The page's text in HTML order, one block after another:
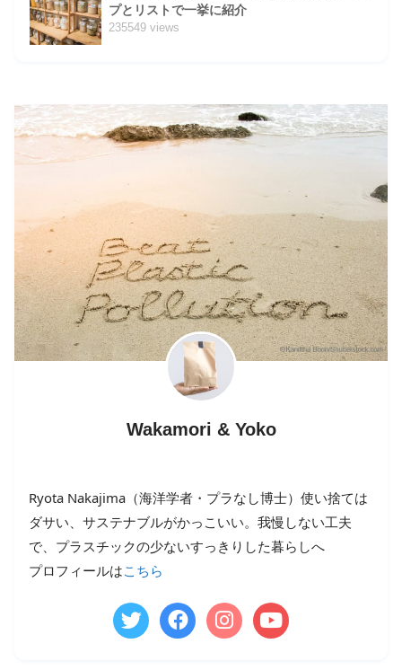
プとリストで一挙に紹介
235549 views
Wakamori & Yoko
Ryota Nakajima（海洋学者・プラなし博士）使い捨ては
ダサい、サステナブルがかっこいい。我慢しない工夫
で、プラスチックの少ないすっきりした暮らしへ
プロフィールはこちら